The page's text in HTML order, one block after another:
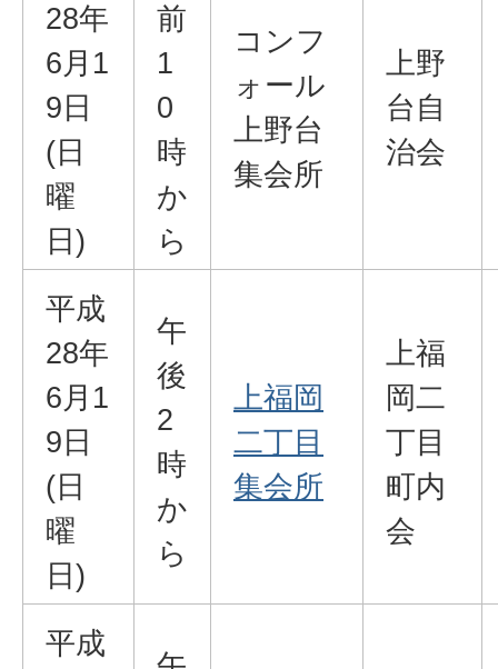
28年
6月1
9日
(日
曜
日)
前
1
0
時
か
ら
コンフ
ォール
上野台
集会所
上野
台自
治会
平成
28年
6月1
9日
(日
曜
日)
午
後
2
時
か
ら
上福岡
二丁目
集会所
上福
岡二
丁目
町内
会
平成